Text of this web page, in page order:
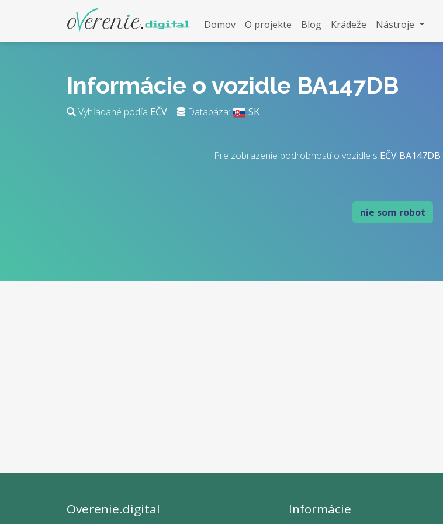
Domov O projekte Blog Krádeže Nástroje
Informácie o vozidle BA147DB
Vyhľadané podľa EČV | Databáza: SK
Pre zobrazenie podrobností o vozidle s EČV BA147DB
nie som robot
Overenie.digital Informácie